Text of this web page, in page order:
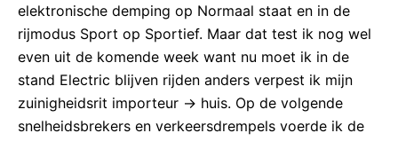
elektronische demping op Normaal staat en in de
rijmodus Sport op Sportief. Maar dat test ik nog wel
even uit de komende week want nu moet ik in de
stand Electric blijven rijden anders verpest ik mijn
zuinigheidsrit importeur -> huis. Op de volgende
snelheidsbrekers en verkeersdrempels voerde ik de